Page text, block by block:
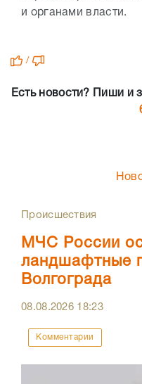
и органами власти.
/
Есть новости? Пиши и
Происшествия
МЧС России
ландшафтные
Волгограда
08.08.2026 18:23
Комментарии